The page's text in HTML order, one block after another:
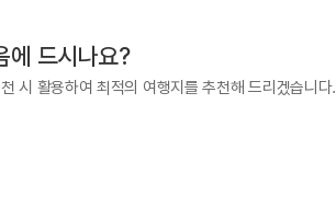
에 드시나요?
시 활용하여 최적의 여행지를 추천해 드리겠습니다.